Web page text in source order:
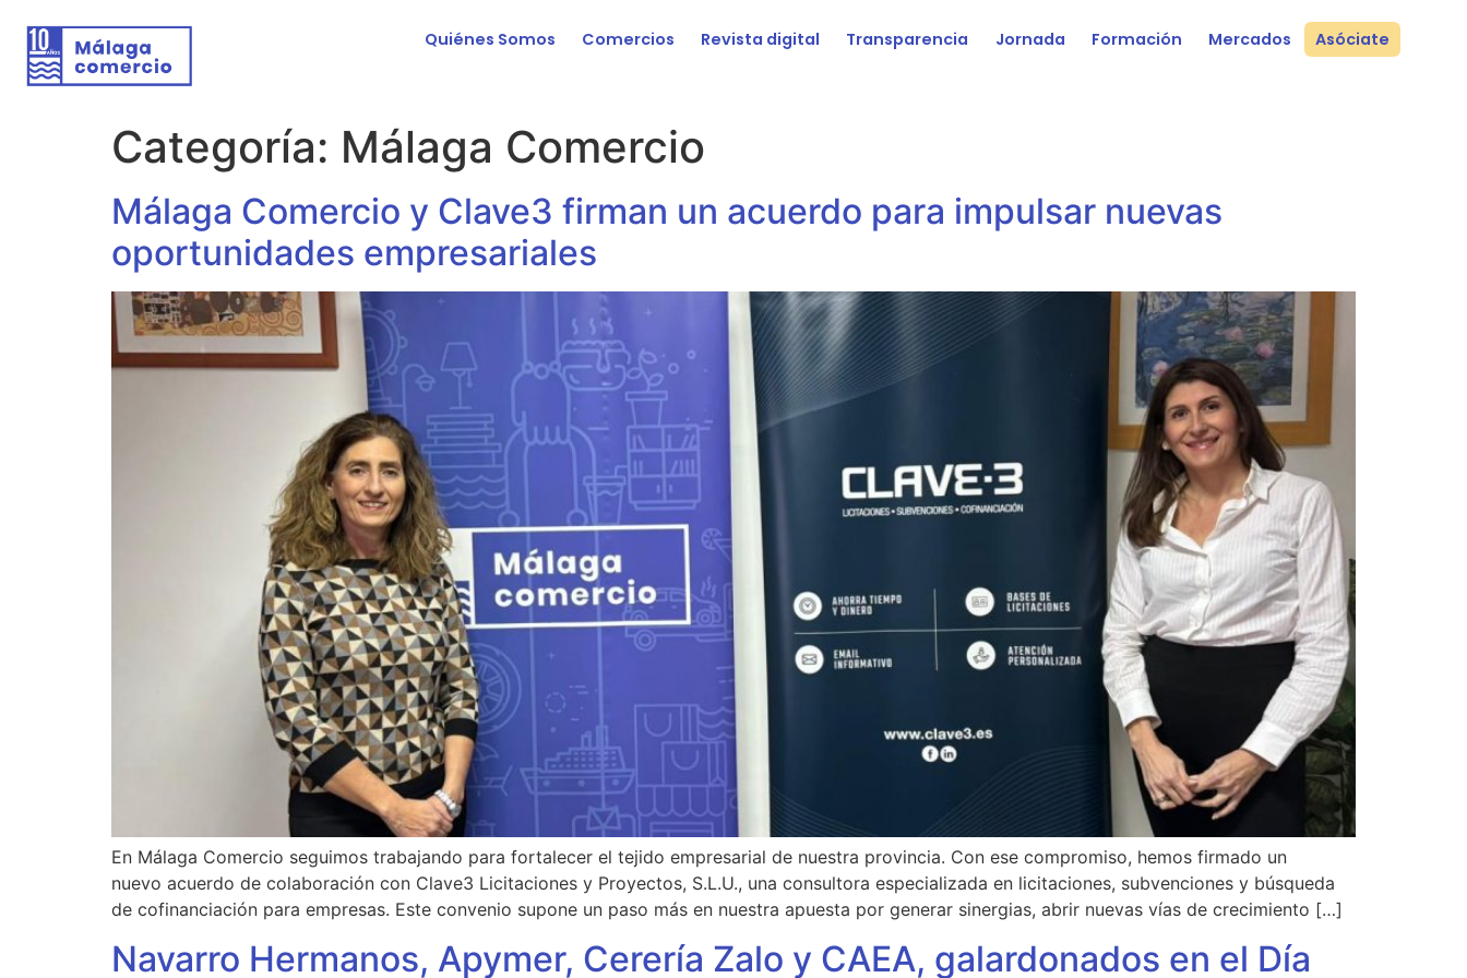
Quiénes Somos Comercios Revista digital Transparencia Jornada Formación Mercados Asóciate
Categoría: Málaga Comercio
Málaga Comercio y Clave3 firman un acuerdo para impulsar nuevas
oportunidades empresariales
En Málaga Comercio seguimos trabajando para fortalecer el tejido empresarial de nuestra provincia. Con ese compromiso, hemos firmado un
nuevo acuerdo de colaboración con Clave3 Licitaciones y Proyectos, S.L.U., una consultora especializada en licitaciones, subvenciones y búsqueda
de cofinanciación para empresas. Este convenio supone un paso más en nuestra apuesta por generar sinergias, abrir nuevas vías de crecimiento […]
Navarro Hermanos, Apymer, Cerería Zalo y CAEA, galardonados en el Día